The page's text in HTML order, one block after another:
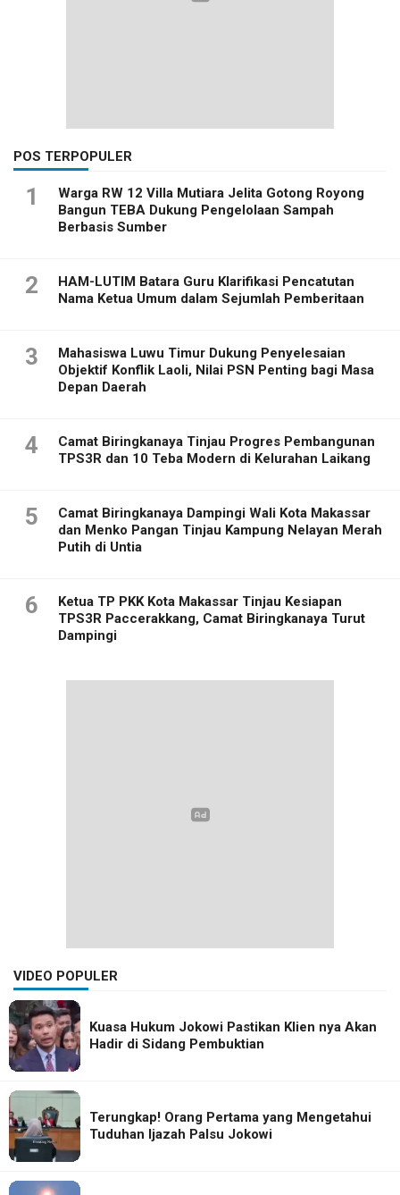
POS TERPOPULER
1
Warga RW 12 Villa Mutiara Jelita Gotong Royong
Bangun TEBA Dukung Pengelolaan Sampah
Berbasis Sumber
2
HAM-LUTIM Batara Guru Klarifikasi Pencatutan
Nama Ketua Umum dalam Sejumlah Pemberitaan
3
Mahasiswa Luwu Timur Dukung Penyelesaian
Objektif Konflik Laoli, Nilai PSN Penting bagi Masa
Depan Daerah
4
Camat Biringkanaya Tinjau Progres Pembangunan
TPS3R dan 10 Teba Modern di Kelurahan Laikang
5
Camat Biringkanaya Dampingi Wali Kota Makassar
dan Menko Pangan Tinjau Kampung Nelayan Merah
Putih di Untia
6
Ketua TP PKK Kota Makassar Tinjau Kesiapan
TPS3R Paccerakkang, Camat Biringkanaya Turut
Dampingi
VIDEO POPULER
Kuasa Hukum Jokowi Pastikan Klien nya Akan
Hadir di Sidang Pembuktian
Terungkap! Orang Pertama yang Mengetahui
Tuduhan Ijazah Palsu Jokowi